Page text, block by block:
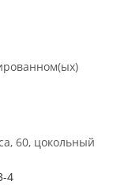
60, цокольный
4